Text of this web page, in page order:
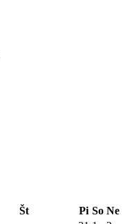
Št Pi So Ne